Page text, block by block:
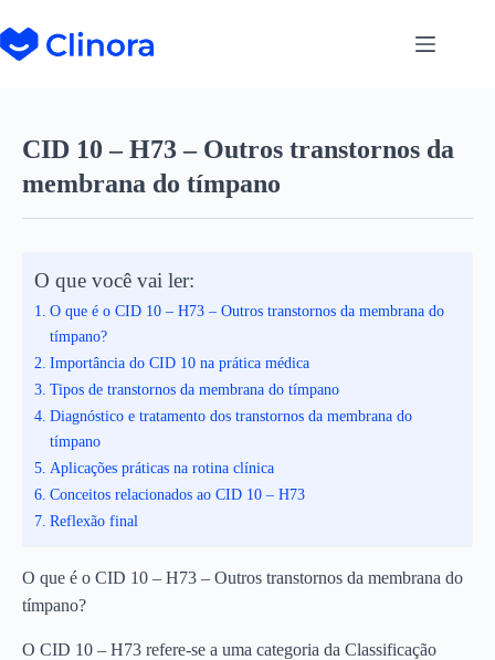
CID 10 – H73 – Outros transtornos da
membrana do tímpano
O que você vai ler:
O que é o CID 10 – H73 – Outros transtornos da membrana do
tímpano?
Importância do CID 10 na prática médica
Tipos de transtornos da membrana do tímpano
Diagnóstico e tratamento dos transtornos da membrana do
tímpano
Aplicações práticas na rotina clínica
Conceitos relacionados ao CID 10 – H73
Reflexão final
O que é o CID 10 – H73 – Outros transtornos da membrana do
tímpano?
O CID 10 – H73 refere-se a uma categoria da Classificação